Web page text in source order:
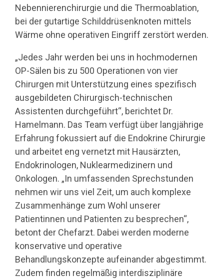
Nebennierenchirurgie und die Thermoablation,
bei der gutartige Schilddrüsenknoten mittels
Wärme ohne operativen Eingriff zerstört werden.
„Jedes Jahr werden bei uns in hochmodernen
OP-Sälen bis zu 500 Operationen von vier
Chirurgen mit Unterstützung eines spezifisch
ausgebildeten Chirurgisch-technischen
Assistenten durchgeführt“, berichtet Dr.
Hamelmann. Das Team verfügt über langjährige
Erfahrung fokussiert auf die Endokrine Chirurgie
und arbeitet eng vernetzt mit Hausärzten,
Endokrinologen, Nuklearmedizinern und
Onkologen. „In umfassenden Sprechstunden
nehmen wir uns viel Zeit, um auch komplexe
Zusammenhänge zum Wohl unserer
Patientinnen und Patienten zu besprechen“,
betont der Chefarzt. Dabei werden moderne
konservative und operative
Behandlungskonzepte aufeinander abgestimmt.
Zudem finden regelmäßig interdisziplinäre